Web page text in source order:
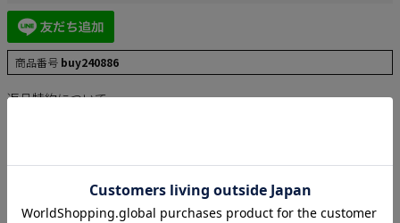
商品番号 buy240886
返品特約について
スタイリングで使用したアイテム